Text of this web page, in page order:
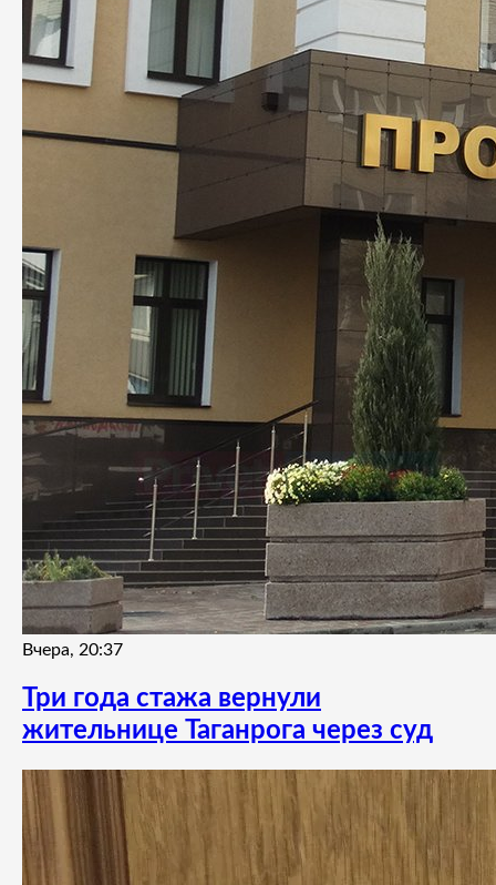
Вчера, 20:37
Три года стажа вернули
жительнице Таганрога через суд